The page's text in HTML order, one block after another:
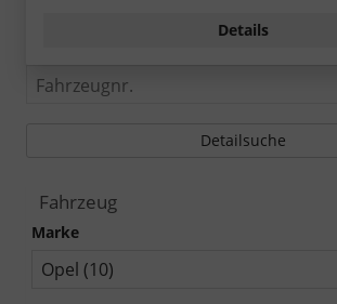
Details
Fahrzeugnr.
Detailsuche
Fahrzeug
Marke
Opel (10)